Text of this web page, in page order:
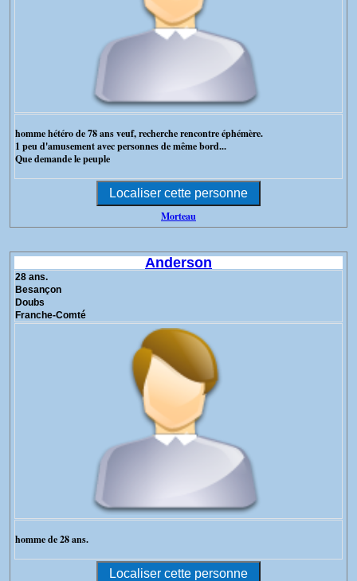
homme hétéro de 78 ans veuf, recherche rencontre éphémère.
1 peu d'amusement avec personnes de même bord...
Que demande le peuple
Morteau
Anderson
28 ans.
Besançon
Doubs
Franche-Comté
homme de 28 ans.